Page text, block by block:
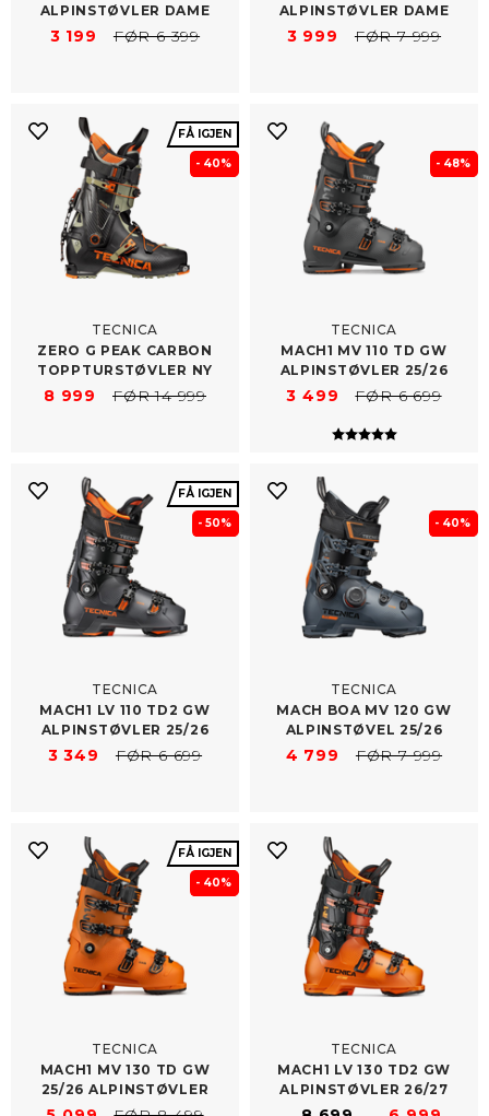
ALPINSTØVLER DAME
3 199 FØR 6 399
ALPINSTØVLER DAME
3 999 FØR 7 999
FÅ IGJEN
- 40%
TECNICA
ZERO G PEAK CARBON
TOPPTURSTØVLER NY
8 999 FØR 14 999
- 48%
TECNICA
MACH1 MV 110 TD GW
ALPINSTØVLER 25/​26
3 499 FØR 6 699
Karakter:
5.0 av 5
FÅ IGJEN
- 50%
TECNICA
MACH1 LV 110 TD2 GW
ALPINSTØVLER 25/​26
3 349 FØR 6 699
- 40%
TECNICA
MACH BOA MV 120 GW
ALPINSTØVEL 25/​26
4 799 FØR 7 999
FÅ IGJEN
- 40%
TECNICA
MACH1 MV 130 TD GW
25/​26 ALPINSTØVLER
TECNICA
MACH1 LV 130 TD2 GW
ALPINSTØVLER 26/​27